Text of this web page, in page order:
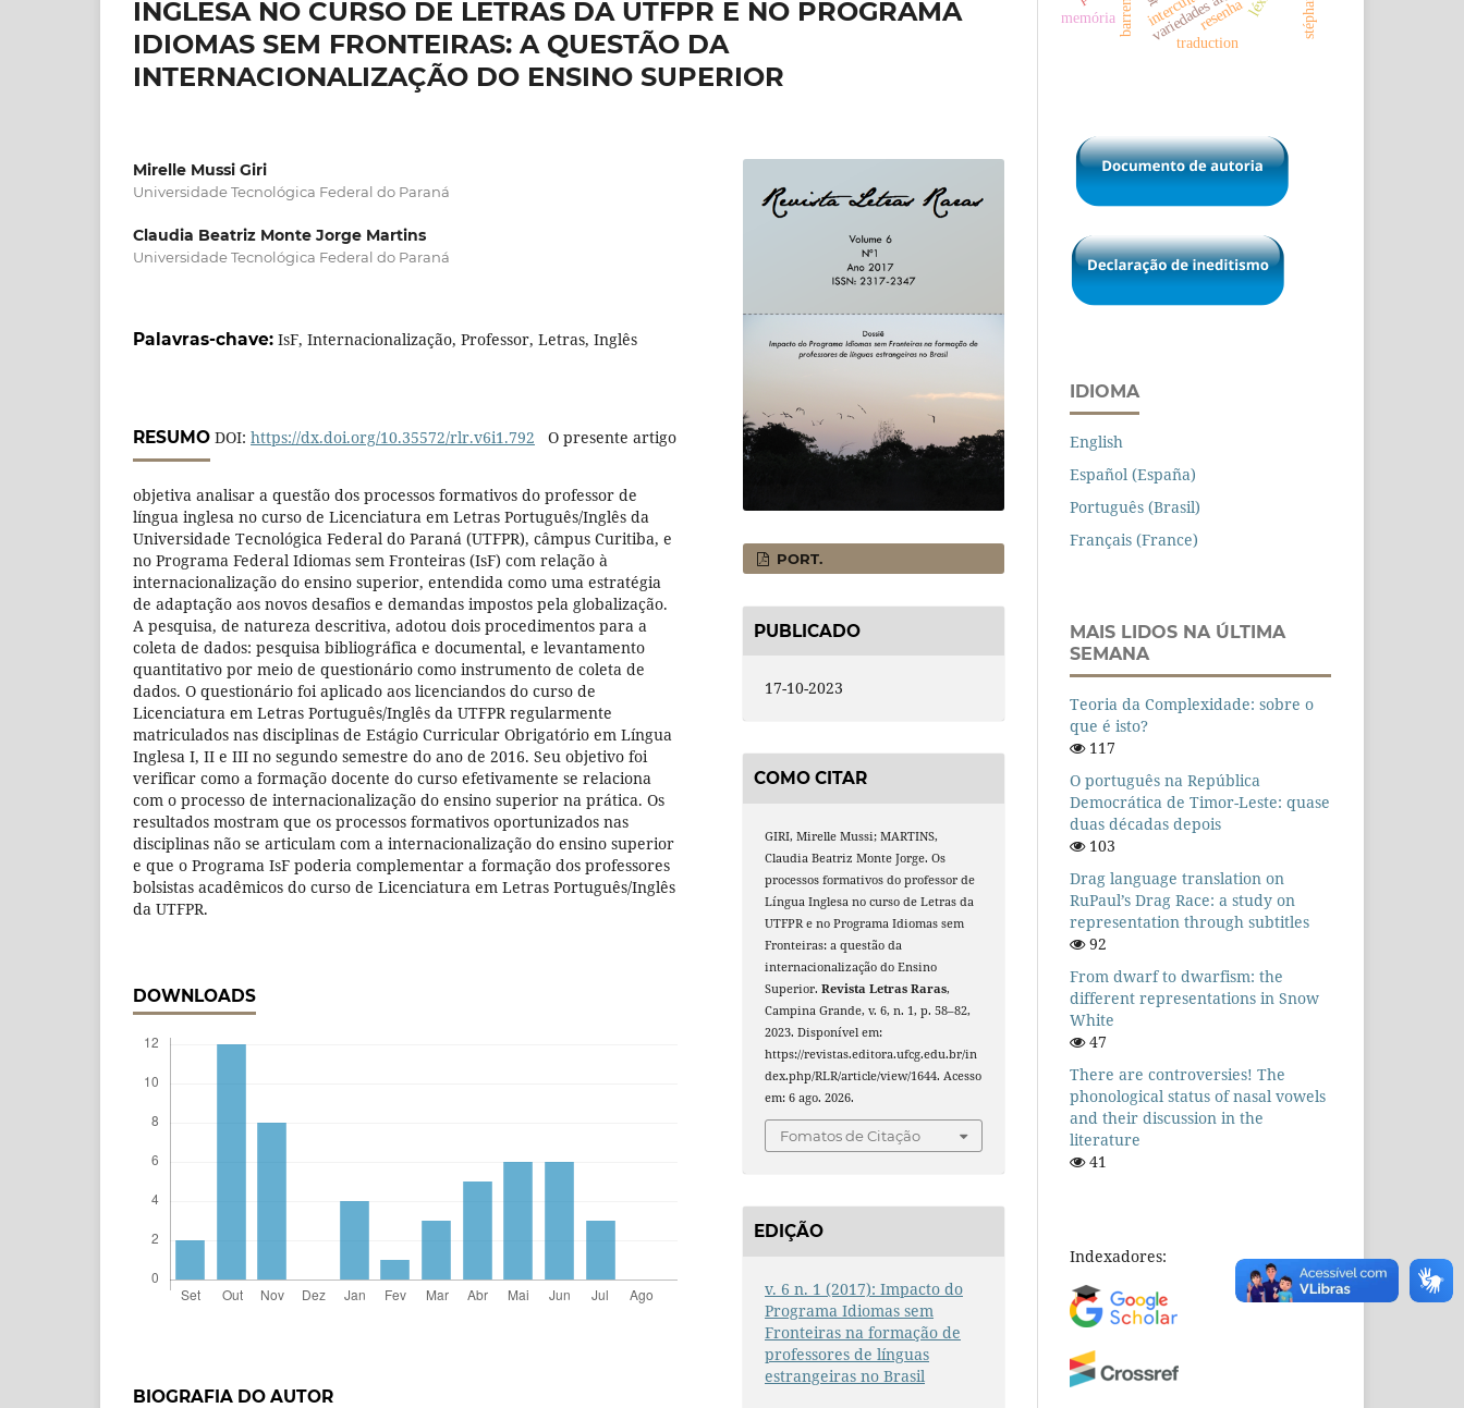
INGLESA NO CURSO DE LETRAS DA UTFPR E NO PROGRAMA
IDIOMAS SEM FRONTEIRAS: A QUESTÃO DA
INTERNACIONALIZAÇÃO DO ENSINO SUPERIOR
Mirelle Mussi Giri
Universidade Tecnológica Federal do Paraná
Claudia Beatriz Monte Jorge Martins
Universidade Tecnológica Federal do Paraná
Palavras-chave: IsF, Internacionalização, Professor, Letras, Inglês
RESUMO DOI: https://dx.doi.org/10.35572/rlr.v6i1.792 O presente artigo
objetiva analisar a questão dos processos formativos do professor de
língua inglesa no curso de Licenciatura em Letras Português/Inglês da
Universidade Tecnológica Federal do Paraná (UTFPR), câmpus Curitiba, e
no Programa Federal Idiomas sem Fronteiras (IsF) com relação à
internacionalização do ensino superior, entendida como uma estratégia
de adaptação aos novos desafios e demandas impostos pela globalização.
A pesquisa, de natureza descritiva, adotou dois procedimentos para a
coleta de dados: pesquisa bibliográfica e documental, e levantamento
quantitativo por meio de questionário como instrumento de coleta de
dados. O questionário foi aplicado aos licenciandos do curso de
Licenciatura em Letras Português/Inglês da UTFPR regularmente
matriculados nas disciplinas de Estágio Curricular Obrigatório em Língua
Inglesa I, II e III no segundo semestre do ano de 2016. Seu objetivo foi
verificar como a formação docente do curso efetivamente se relaciona
com o processo de internacionalização do ensino superior na prática. Os
resultados mostram que os processos formativos oportunizados nas
disciplinas não se articulam com a internacionalização do ensino superior
e que o Programa IsF poderia complementar a formação dos professores
bolsistas acadêmicos do curso de Licenciatura em Letras Português/Inglês
da UTFPR.
DOWNLOADS
BIOGRAFIA DO AUTOR
PORT.
PUBLICADO
17-10-2023
COMO CITAR
GIRI, Mirelle Mussi; MARTINS,
Claudia Beatriz Monte Jorge. Os
processos formativos do professor de
Língua Inglesa no curso de Letras da
UTFPR e no Programa Idiomas sem
Fronteiras: a questão da
internacionalização do Ensino
Superior.Revista Letras Raras,
Campina Grande, v. 6, n. 1, p. 58–82,
2023. Disponível em:
https://revistas.editora.ufcg.edu.br/in
dex.php/RLR/article/view/1644. Acesso
em: 6 ago. 2026.
Fomatos de Citação
EDIÇÃO
v. 6 n. 1 (2017): Impacto do
Programa Idiomas sem
Fronteiras na formação de
professores de línguas
estrangeiras no Brasil
resenha
traduction
memória
IDIOMA
English
Español (España)
Português (Brasil)
Français (France)
MAIS LIDOS NA ÚLTIMA
SEMANA
Teoria da Complexidade: sobre o
que é isto?
117
O português na República
Democrática de Timor-Leste: quase
duas décadas depois
103
Drag language translation on
RuPaul’s Drag Race: a study on
representation through subtitles
92
From dwarf to dwarfism: the
different representations in Snow
White
47
There are controversies! The
phonological status of nasal vowels
and their discussion in the
literature
41
Indexadores: